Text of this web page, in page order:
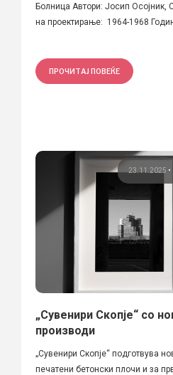
Болница Автори: Јосип Осојник,
на проектирање: 1964-1968
ПРОЧИТАЈ ПОВЕЌЕ
23.11.2025 •
„Сувенири Скопје“ со
производи
„Сувенири Скопје“ подготвува
печатени бетонски плочи и за